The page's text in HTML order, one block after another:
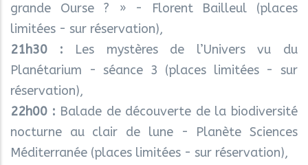
grande Ourse ? » - Florent Bailleul (places
limitées - sur réservation),
21h30 : Les mystères de l’Univers vu du
Planétarium - séance 3 (places limitées - sur
réservation),
22h00 : Balade de découverte de la biodiversité
nocturne au clair de lune - Planète Sciences
Méditerranée (places limitées - sur réservation),